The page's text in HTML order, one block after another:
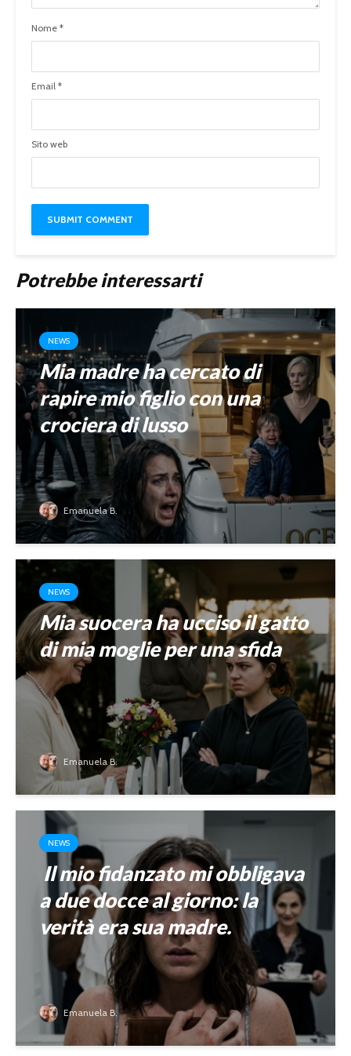
Nome *
Email *
Sito web
Potrebbe interessarti
NEWS
Mia madre ha cercato di
rapire mio figlio con una
crociera di lusso
Emanuela B.
NEWS
Mia suocera ha ucciso il gatto
di mia moglie per una sfida
Emanuela B.
NEWS
Il mio fidanzato mi obbligava
a due docce al giorno: la
verità era sua madre.
Emanuela B.